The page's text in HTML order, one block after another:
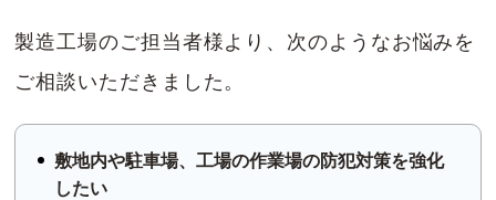
製造工場のご担当者様より、次のようなお悩みを
ご相談いただきました。
敷地内や駐車場、工場の作業場の防犯対策を強化
したい